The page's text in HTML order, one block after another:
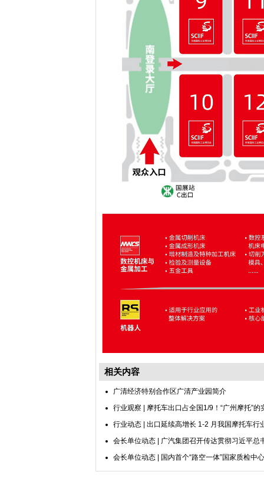
相关内容
广清经济特别合作区广清产业园简介
行业观察 | 摩托车出口占全国1/9！“广州摩托”的
行业动态 | 出口延续高增长 1-2 月我国摩托车行
会长单位动态 | 广汽集团召开传达贯彻习近平
会长单位动态 | 国内首个“路空一体”国家质检中